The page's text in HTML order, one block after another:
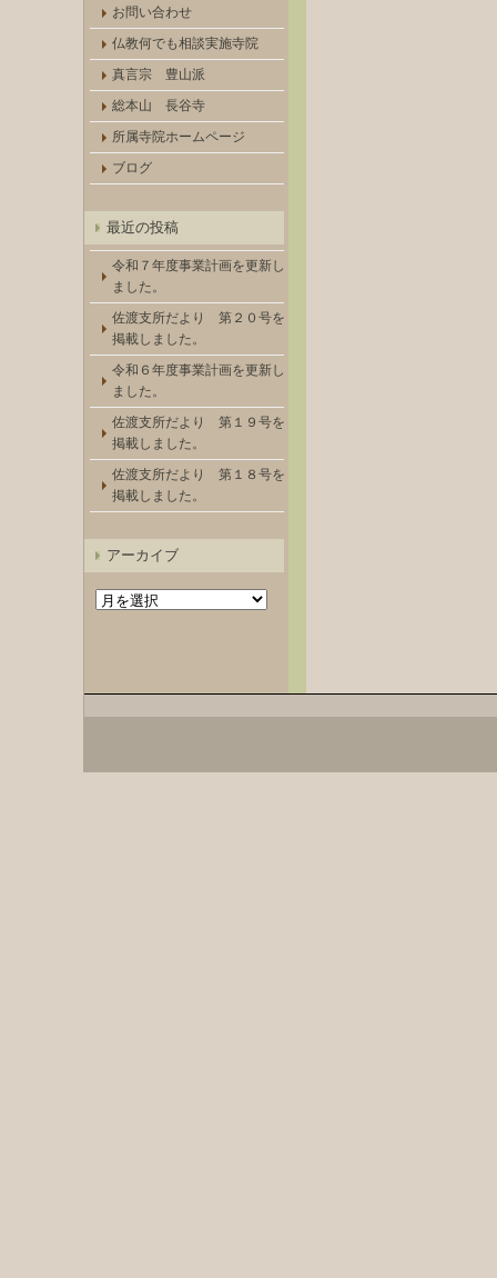
お問い合わせ
仏教何でも相談実施寺院
真言宗 豊山派
総本山 長谷寺
所属寺院ホームページ
ブログ
最近の投稿
令和７年度事業計画を更新し
ました。
佐渡支所だより 第２０号を
掲載しました。
令和６年度事業計画を更新し
ました。
佐渡支所だより 第１９号を
掲載しました。
佐渡支所だより 第１８号を
掲載しました。
アーカイブ
ア
ー